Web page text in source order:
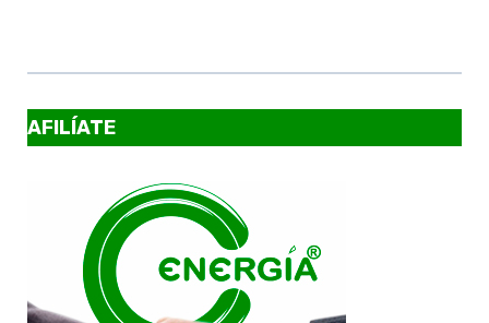
AFILÍATE